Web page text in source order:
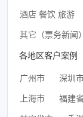
酒店 餐饮 旅游
其它（票务新闻）
各地区客户案例
广州市 深圳
上海市 福建省